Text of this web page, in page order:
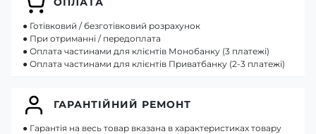
● Готівковий / безготівковий розрахунок
● При отриманні / передоплата
● Оплата частинами для клієнтів Монобанку (3 платежі)
● Оплата частинами для клієнтів Приватбанку (2-3 платежі)
ГАРАНТІЙНИЙ РЕМОНТ
● Гарантія на весь товар вказана в характеристиках товару